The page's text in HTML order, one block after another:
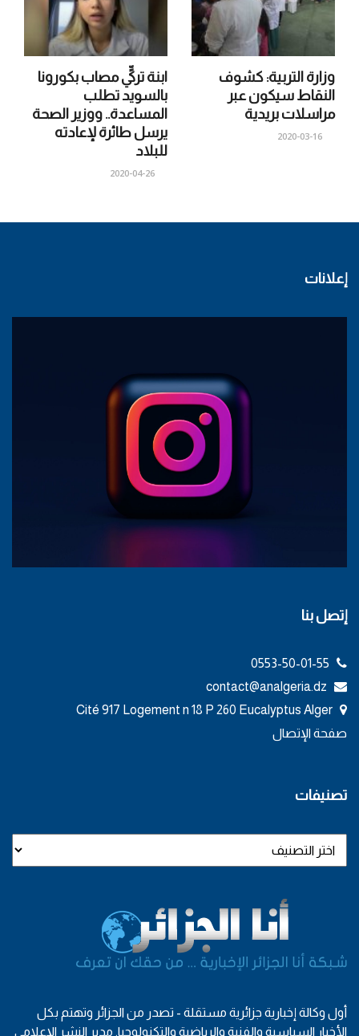
ابنة تركيٍّ مصاب بكورونا
بالسويد تطلب
المساعدة.. ووزير الصحة
يرسل طائرة لإعادته
للبلاد
2020-04-26
وزارة التربية: كشوف
النقاط سيكون عبر
مراسلات بريدية
2020-03-16
إعلانات
إتصل بنا
صفحة الإتصال
تصنيفات
أول وكالة إخبارية جزائرية مستقلة - تصدر من الجزائر وتهتم بكل
الأخبار السياسية والفنية والرياضية والتكنولوجيا. مدير النشر الإعلامي